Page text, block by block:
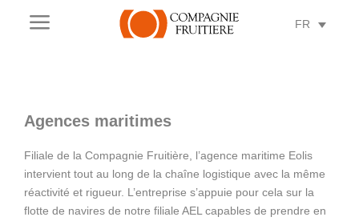
a FR
Agences maritimes
Filiale de la Compagnie Fruitière, l’agence maritime Eolis
intervient tout au long de la chaîne logistique avec la même
réactivité et rigueur. L’entreprise s’appuie pour cela sur la
flotte de navires de notre filiale AEL capables de prendre en